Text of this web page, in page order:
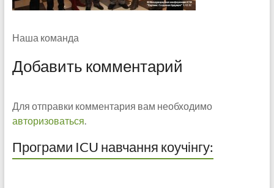
Наша команда
Добавить комментарий
Для отправки комментария вам необходимо
авторизоваться.
Програми ICU навчання коучінгу: